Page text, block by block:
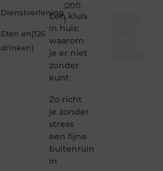
Dienstverlening
(200
)
Eten en
drinken
(126
)
Een kluis
in huis:
waarom
je er niet
zonder
kunt
Zo richt
je zonder
stress
een fijne
buitenruimte
in